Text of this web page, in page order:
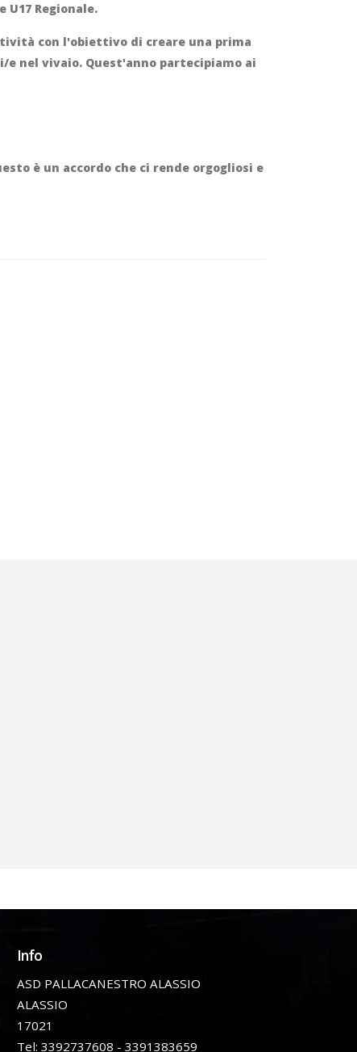
U17 Regionale.
con l'obiettivo di creare una prima
e nel vivaio. Quest'anno partecipiamo ai
è un accordo che ci rende orgogliosi e
Info
ASD PALLACANESTRO ALASSIO
ALASSIO
17021
Tel: 3392737608 - 3391383659